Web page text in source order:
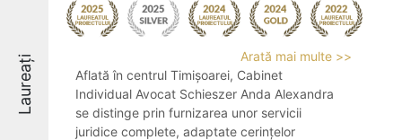
Laureați
Arată mai multe >>
Aflată în centrul Timișoarei, Cabinet
Individual Avocat Schieszer Anda Alexandra
se distinge prin furnizarea unor servicii
juridice complete, adaptate cerințelor